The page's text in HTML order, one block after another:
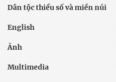
Dân tộc thiểu số và miền núi
English
Ảnh
Multimedia